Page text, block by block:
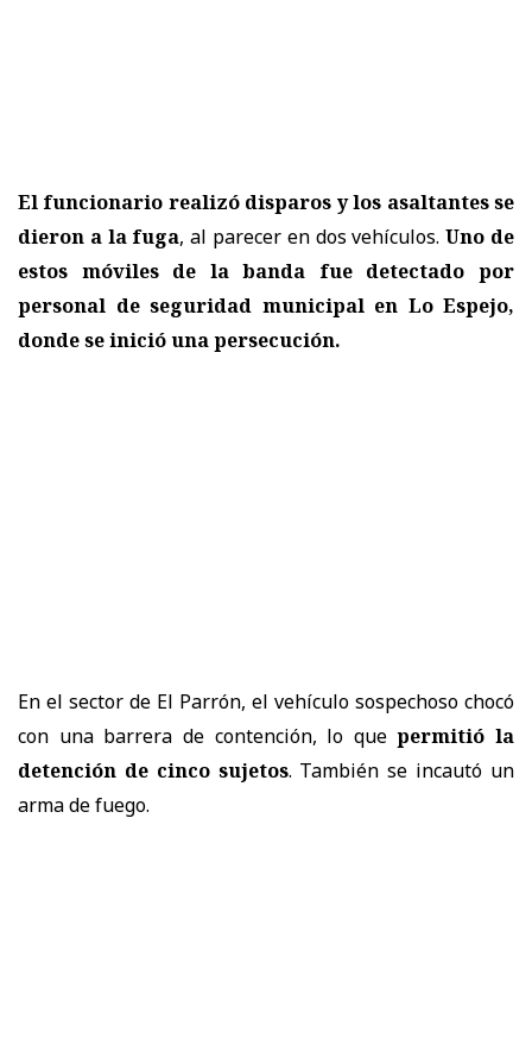
El funcionario realizó disparos y los asaltantes se
dieron a la fuga, al parecer en dos vehículos.Uno de
estos móviles de la banda fue detectado por
personal de seguridad municipal en Lo Espejo,
donde se inició una persecución.
En el sector de El Parrón, el vehículo sospechoso chocó
con una barrera de contención, lo quepermitió la
detención de cinco sujetos. También se incautó un
arma de fuego.